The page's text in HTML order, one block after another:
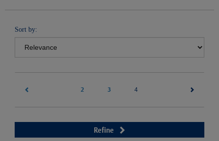
Sort by:
2 3 4(current)
Refine